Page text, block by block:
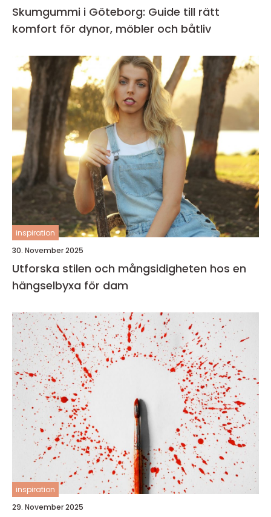
Skumgummi i Göteborg: Guide till rätt
komfort för dynor, möbler och båtliv
inspiration
30. November 2025
Utforska stilen och mångsidigheten hos en
hängselbyxa för dam
inspiration
29. November 2025